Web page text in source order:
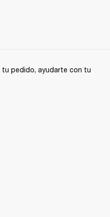
pedido, ayudarte con tu